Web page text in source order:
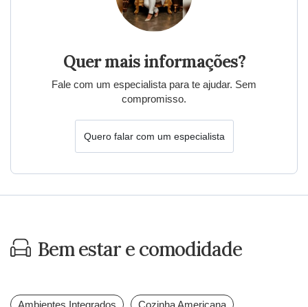
Quer mais informações?
Fale com um especialista para te ajudar. Sem
compromisso.
Quero falar com um especialista
Bem estar e comodidade
Ambientes Integrados Cozinha Americana